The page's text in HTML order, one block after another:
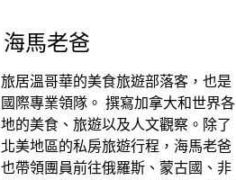
海馬老爸
旅居溫哥華的美食旅遊部落客，也是
國際專業領隊。 撰寫加拿大和世界各
地的美食、旅遊以及人文觀察。除了
北美地區的私房旅遊行程，海馬老爸
也帶領團員前往俄羅斯、蒙古國、非